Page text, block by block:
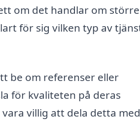
om det handlar om större
för sig vilken typ av
be om referenser eller
för kvaliteten på deras
villig att dela detta med